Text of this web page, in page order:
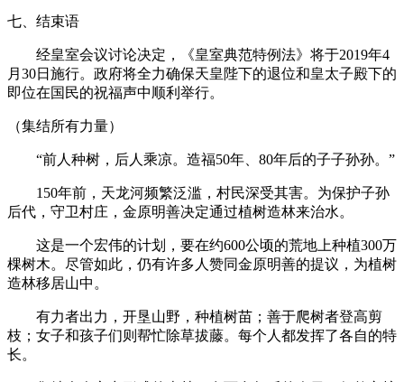
七、结束语
经皇室会议讨论决定，《皇室典范特例法》将于2019年4
月30日施行。政府将全力确保天皇陛下的退位和皇太子殿下的
即位在国民的祝福声中顺利举行。
（集结所有力量）
“前人种树，后人乘凉。造福50年、80年后的子子孙孙。”
150年前，天龙河频繁泛滥，村民深受其害。为保护子孙
后代，守卫村庄，金原明善决定通过植树造林来治水。
这是一个宏伟的计划，要在约600公顷的荒地上种植300万
棵树木。尽管如此，仍有许多人赞同金原明善的提议，为植树
造林移居山中。
有力者出力，开垦山野，种植树苗；善于爬树者登高剪
枝；女子和孩子们则帮忙除草拔藤。每个人都发挥了各自的特
长。